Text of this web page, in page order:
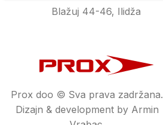
Blažuj 44-46, Ilidža
Prox doo © Sva prava zadržana.
Dizajn & development by Armin